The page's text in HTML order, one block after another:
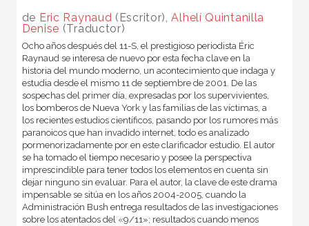
de Eric Raynaud (Escritor),Alhelí Quintanilla
Denise (Traductor)
Ocho años después del 11-S, el prestigioso periodista Éric
Raynaud se interesa de nuevo por esta fecha clave en la
historia del mundo moderno, un acontecimiento que indaga y
estudia desde el mismo 11 de septiembre de 2001. De las
sospechas del primer día, expresadas por los supervivientes,
los bomberos de Nueva York y las familias de las víctimas, a
los recientes estudios científicos, pasando por los rumores más
paranoicos que han invadido internet, todo es analizado
pormenorizadamente por en este clarificador estudio. El autor
se ha tomado el tiempo necesario y posee la perspectiva
imprescindible para tener todos los elementos en cuenta sin
dejar ninguno sin evaluar. Para el autor, la clave de este drama
impensable se sitúa en los años 2004-2005, cuando la
Administración Bush entrega resultados de las investigaciones
sobre los atentados del «9/11»; resultados cuando menos